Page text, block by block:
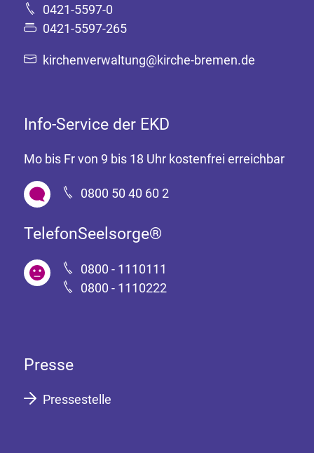
0421-5597-0
0421-5597-265
kirchenverwaltung@kirche-bremen.de
Info-Service der EKD
Mo bis Fr von 9 bis 18 Uhr kostenfrei erreichbar
0800 50 40 60 2
TelefonSeelsorge®
0800 - 1110111
0800 - 1110222
Presse
Pressestelle